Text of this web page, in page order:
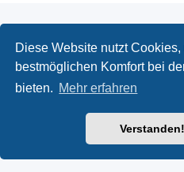
Diese Website nutzt
bestmöglichen Komfort bei
bieten. Mehr erfahren
Verstanden!